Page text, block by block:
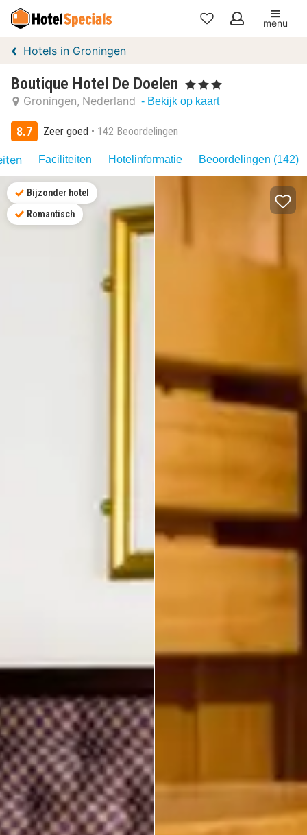
Mijn
menu
Hotels in Groningen
Boutique Hotel De Doelen , 3 Sterren
Groningen Nederland - Bekijk op kaart
8.7 Zeer goed 142 Beoordelingen
Faciliteiten Hotelinformatie Beoordelingen (142)
Bijzonder hotel
Romantisch